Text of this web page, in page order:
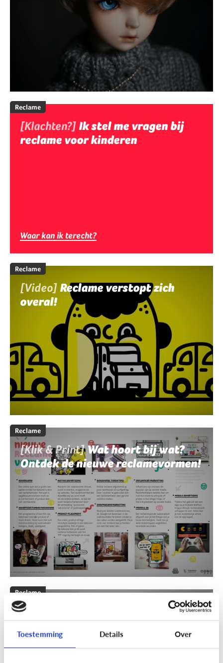
Toestemming Details Over
Reclame
[Klachten?] Ik stel me vragen bij
reclame voor kinderen
Waar kan ik terecht?
Reclame
[Video] Reclame verstopt zich
overal!
Reclame
[Klik & Print]Wat hoort bij wat?
Ontdek de nieuwe reclamevormen!
Reclame
[Klik & Print]